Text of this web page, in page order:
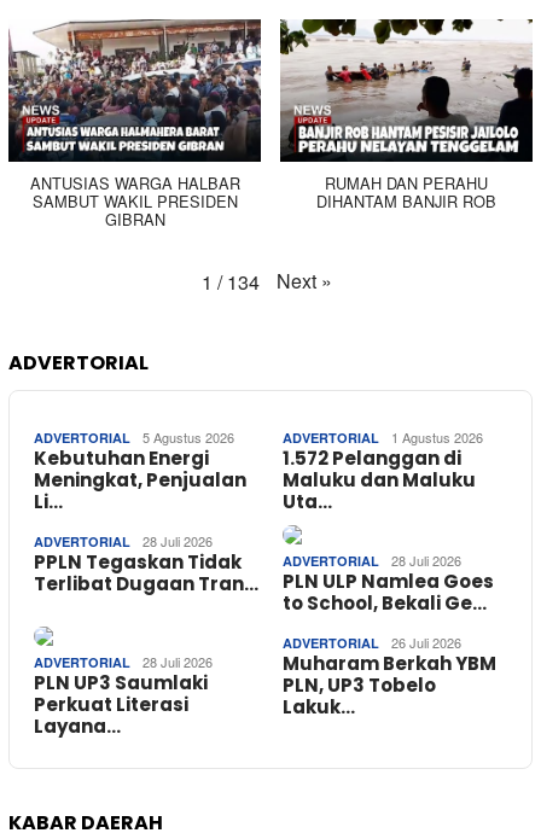
ANTUSIAS WARGA HALBAR
SAMBUT WAKIL PRESIDEN
GIBRAN
RUMAH DAN PERAHU
DIHANTAM BANJIR ROB
1 / 134 Next »
ADVERTORIAL
ADVERTORIAL 5 Agustus 2026
Kebutuhan Energi
Meningkat, Penjualan
Li…
ADVERTORIAL 1 Agustus 2026
1.572 Pelanggan di
Maluku dan Maluku
Uta…
ADVERTORIAL 28 Juli 2026
PPLN Tegaskan Tidak
Terlibat Dugaan Tran…
ADVERTORIAL 28 Juli 2026
PLN ULP Namlea Goes
to School, Bekali Ge…
ADVERTORIAL 28 Juli 2026
PLN UP3 Saumlaki
Perkuat Literasi
Layana…
ADVERTORIAL 26 Juli 2026
Muharam Berkah YBM
PLN, UP3 Tobelo
Lakuk…
KABAR DAERAH